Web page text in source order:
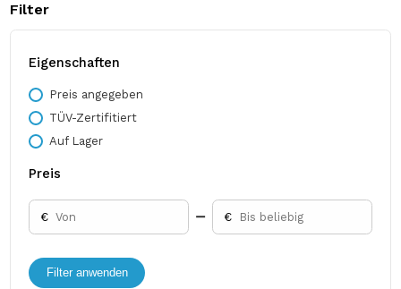
Filter
Eigenschaften
Preis angegeben
TÜV-Zertifitiert
Auf Lager
Preis
€ €
Filter anwenden